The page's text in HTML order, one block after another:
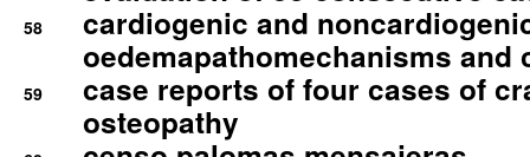
58
cardiogenic and
oedemapathomechanisms and
59
case reports of four cases of
osteopathy